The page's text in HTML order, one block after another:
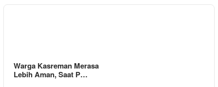
Warga Kasreman Merasa
Lebih Aman, Saat P…